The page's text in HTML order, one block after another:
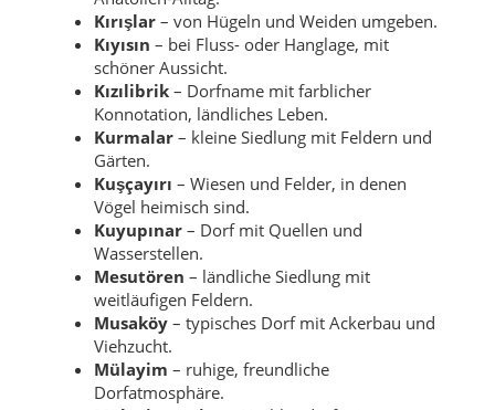
Kırışlar – von Hügeln und Weiden umgeben.
Kıyısın – bei Fluss- oder Hanglage, mit
schöner Aussicht.
Kızılibrik – Dorfname mit farblicher
Konnotation, ländliches Leben.
Kurmalar – kleine Siedlung mit Feldern und
Gärten.
Kuşçayırı – Wiesen und Felder, in denen
Vögel heimisch sind.
Kuyupınar – Dorf mit Quellen und
Wasserstellen.
Mesutören – ländliche Siedlung mit
weitläufigen Feldern.
Musaköy – typisches Dorf mit Ackerbau und
Viehzucht.
Mülayim – ruhige, freundliche
Dorfatmosphäre.